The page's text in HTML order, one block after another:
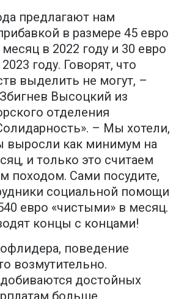
предлагают нам
в размере 45 евро
в 2022 году и 30 евро
году. Говорят, что
выделить не могут, –
Высоцкий из
отделения
– Мы хотели,
выросли как минимум на
и только это считаем
походом. Сами посудите,
социальной помощи
евро «чистыми» в месяц.
концы с концами!
поведение
возмутительно.
достойных
больше